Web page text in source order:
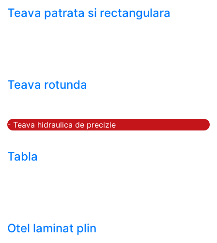
Teava patrata si rectangulara
Teava rotunda
- Teava hidraulica de precizie
Tabla
Otel laminat plin